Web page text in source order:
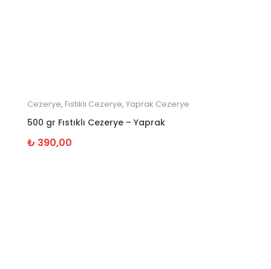
Cezerye, Fıstıklı Cezerye, Yaprak Cezerye
500 gr Fıstıklı Cezerye – Yaprak
₺ 390,00